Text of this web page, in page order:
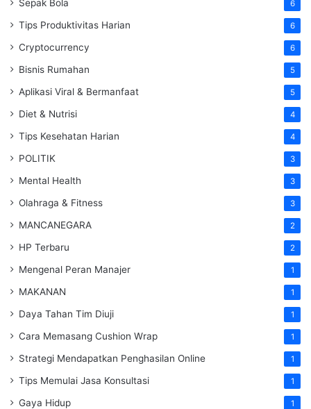
Sepak Bola 6
Tips Produktivitas Harian 6
Cryptocurrency 6
Bisnis Rumahan 5
Aplikasi Viral & Bermanfaat 5
Diet & Nutrisi 4
Tips Kesehatan Harian 4
POLITIK 3
Mental Health 3
Olahraga & Fitness 3
MANCANEGARA 2
HP Terbaru 2
Mengenal Peran Manajer 1
MAKANAN 1
Daya Tahan Tim Diuji 1
Cara Memasang Cushion Wrap 1
Strategi Mendapatkan Penghasilan Online 1
Tips Memulai Jasa Konsultasi 1
Gaya Hidup 1